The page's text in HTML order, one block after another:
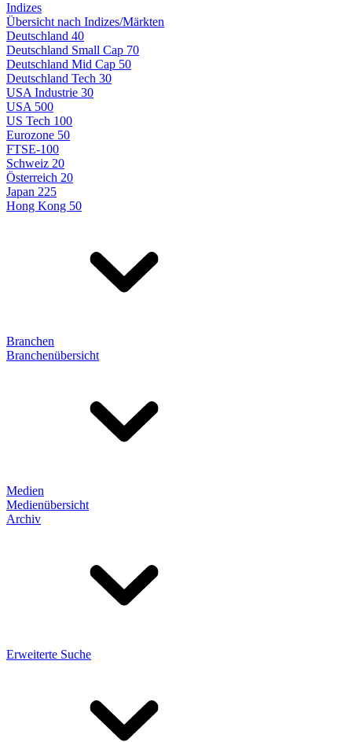
Indizes
Übersicht nach Indizes/Märkten
Deutschland 40
Deutschland Small Cap 70
Deutschland Mid Cap 50
Deutschland Tech 30
USA Industrie 30
USA 500
US Tech 100
Eurozone 50
FTSE-100
Schweiz 20
Österreich 20
Japan 225
Hong Kong 50
Branchen
Branchenübersicht
Medien
Medienübersicht
Archiv
Erweiterte Suche